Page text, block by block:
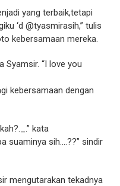
yang terbaik,tetapi
‘d @tyasmirasih,” tulis
kebersamaan mereka.
Syamsir. “I love you
kebersamaan dengan
kata
suaminya sih....??” sindir
mengutarakan tekadnya